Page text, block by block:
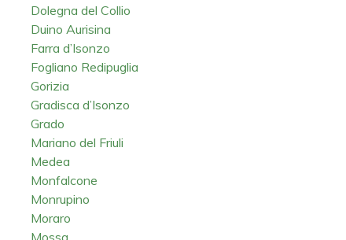
Dolegna del Collio
Duino Aurisina
Farra d’Isonzo
Fogliano Redipuglia
Gorizia
Gradisca d’Isonzo
Grado
Mariano del Friuli
Medea
Monfalcone
Monrupino
Moraro
Mossa